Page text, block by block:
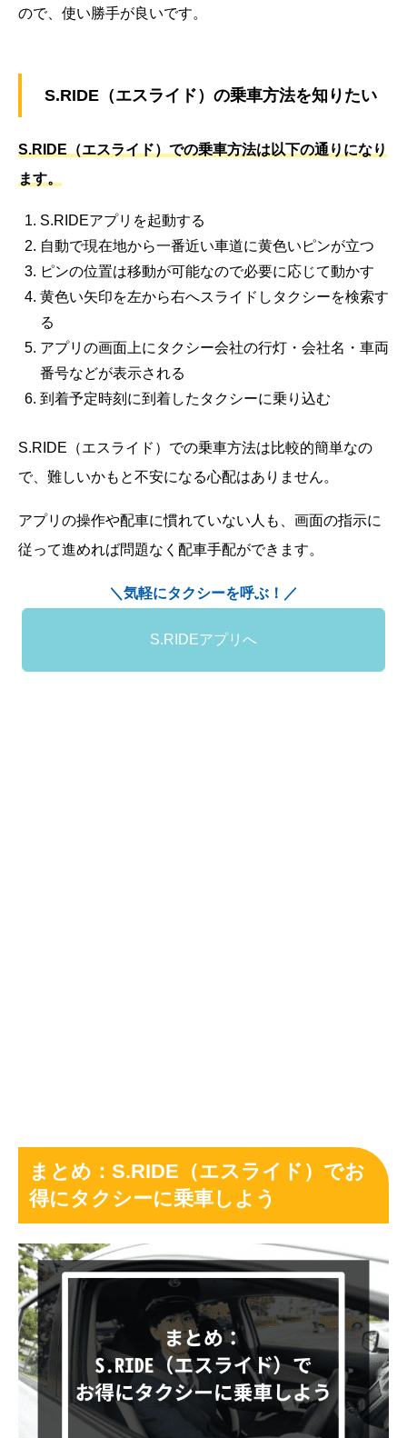
ので、使い勝手が良いです。
S.RIDE（エスライド）の乗車方法を知りたい
S.RIDE（エスライド）での乗車方法は以下の通りになり
ます。
S.RIDEアプリを起動する
自動で現在地から一番近い車道に黄色いピンが立つ
ピンの位置は移動が可能なので必要に応じて動かす
黄色い矢印を左から右へスライドしタクシーを検索す
る
アプリの画面上にタクシー会社の行灯・会社名・車両
番号などが表示される
到着予定時刻に到着したタクシーに乗り込む
S.RIDE（エスライド）での乗車方法は比較的簡単なの
で、難しいかもと不安になる心配はありません。
アプリの操作や配車に慣れていない人も、画面の指示に
従って進めれば問題なく配車手配ができます。
＼気軽にタクシーを呼ぶ！／
S.RIDEアプリへ
まとめ：S.RIDE（エスライド）でお
得にタクシーに乗車しよう